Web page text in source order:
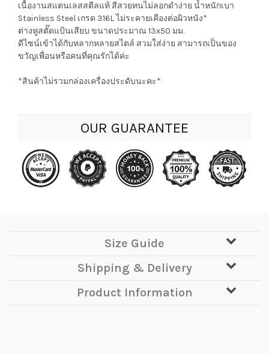
เนื้องานสแตนเลสสตีลแท้ สีสวยทนไม่ลอกดำง่าย น้ำหนักเบา
Stainless Steel เกรด 316L ไม่ระคายเคืองต่อผิวหนัง*
ต่างหูสตั๊ดแป้นเสียบ ขนาดประมาณ 13x50 มม.
ดีไซน์เข้าได้กับหลากหลายสไตล์ สวมใส่ง่าย สามารถเป็นของ
ขวัญเพื่อนหรือคนที่คุณรักได้ค่ะ
*สินค้าไม่รวมกล่องเครื่องประดับนะคะ*
OUR GUARANTEE
Size Guide
Shipping & Delivery
Product Information